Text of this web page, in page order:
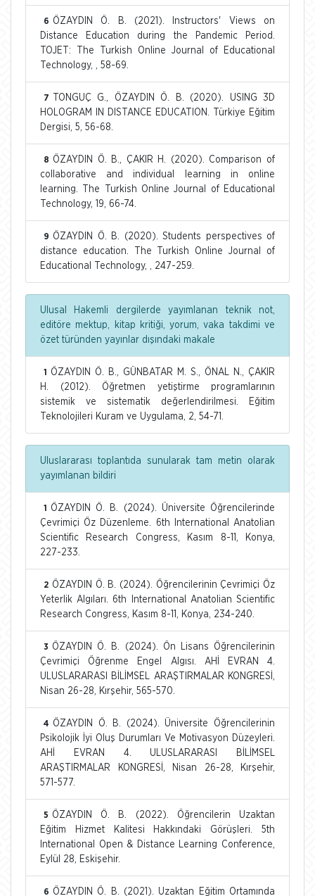
6 ÖZAYDIN Ö. B. (2021). Instructors' Views on
Distance Education during the Pandemic Period.
TOJET: The Turkish Online Journal of Educational
Technology, , 58-69.
7
TONGUÇ G., ÖZAYDIN Ö. B. (2020). USING 3D
HOLOGRAM IN DISTANCE EDUCATION. Türkiye Eğitim
Dergisi, 5, 56-68.
8 ÖZAYDIN Ö. B., ÇAKIR H. (2020). Comparison of
collaborative and individual learning in online
learning. The Turkish Online Journal of Educational
Technology, 19, 66-74.
9 ÖZAYDIN Ö. B. (2020). Students perspectives of
distance education. The Turkish Online Journal of
Educational Technology, , 247-259.
Ulusal Hakemli dergilerde yayımlanan teknik not,
editöre mektup, kitap kritiği, yorum, vaka takdimi ve
özet türünden yayınlar dışındaki makale
1
ÖZAYDIN Ö. B., GÜNBATAR M. S., ÖNAL N., ÇAKIR
H. (2012). Öğretmen yetiştirme programlarının
sistemik ve sistematik değerlendirilmesi. Eğitim
Teknolojileri Kuram ve Uygulama, 2, 54-71.
Uluslararası toplantıda sunularak tam metin olarak
yayımlanan bildiri
1
ÖZAYDIN Ö. B. (2024). Üniversite Öğrencilerinde
Çevrimiçi Öz Düzenleme. 6th International Anatolian
Scientific Research Congress, Kasım 8-11, Konya,
227-233.
2 ÖZAYDIN Ö. B. (2024). Öğrencilerinin Çevrimiçi Öz
Yeterlik Algıları. 6th International Anatolian Scientific
Research Congress, Kasım 8-11, Konya, 234-240.
3 ÖZAYDIN Ö. B. (2024). Ön Lisans Öğrencilerinin
Çevrimiçi Öğrenme Engel Algısı. AHİ EVRAN 4.
ULUSLARARASI BİLİMSEL ARAŞTIRMALAR KONGRESİ,
Nisan 26-28, Kırşehir, 565-570.
4 ÖZAYDIN Ö. B. (2024). Üniversite Öğrencilerinin
Psikolojik İyi Oluş Durumları Ve Motivasyon Düzeyleri.
AHİ EVRAN 4. ULUSLARARASI BİLİMSEL
ARAŞTIRMALAR KONGRESİ, Nisan 26-28, Kırşehir,
571-577.
5 ÖZAYDIN Ö. B. (2022). Öğrencilerin Uzaktan
Eğitim Hizmet Kalitesi Hakkındaki Görüşleri. 5th
International Open & Distance Learning Conference,
Eylül 28, Eskişehir.
6 ÖZAYDIN Ö. B. (2021). Uzaktan Eğitim Ortamında